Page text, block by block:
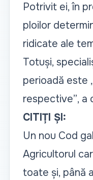
Potrivit ei, în
ploilor
ridicate ale
Totuși,
perioadă este
respective”, a
CITIȚI ȘI:
Un nou Cod
Agricultorul
toate și, până